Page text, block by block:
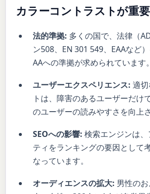
カラーコントラストが重
法的準拠: 多くの国で、法律（
ン508、EN 301 549、EAAなど
AAへの準拠が求められています。
ユーザーエクスペリエンス: 適
トは、障害のあるユーザーだけ
のユーザーの読みやすさを向上
SEOへの影響: 検索エンジンは、
ティをランキングの要因として
なっています。
オーディエンスの拡大: 男性の